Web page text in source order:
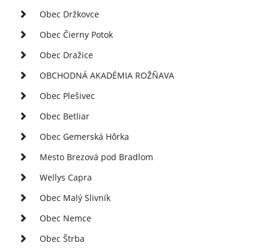
Obec Držkovce
Obec Čierny Potok
Obec Dražice
OBCHODNÁ AKADÉMIA ROŽŇAVA
Obec Plešivec
Obec Betliar
Obec Gemerská Hôrka
Mesto Brezová pod Bradlom
Wellys Capra
Obec Malý Slivník
Obec Nemce
Obec Štrba